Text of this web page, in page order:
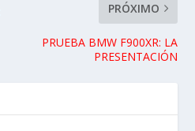
PRÓXIMO
PRUEBA BMW F900XR: LA
PRESENTACIÓN